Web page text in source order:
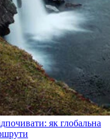
як глобальна